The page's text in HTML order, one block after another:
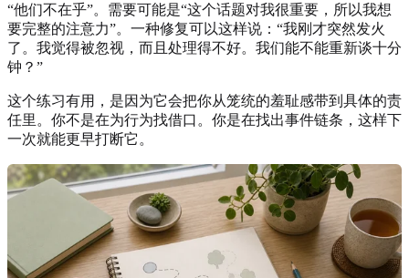
“他们不在乎”。需要可能是“这个话题对我很重要，所以我想
要完整的注意力”。一种修复可以这样说：“我刚才突然发火
了。我觉得被忽视，而且处理得不好。我们能不能重新谈十分
钟？”
这个练习有用，是因为它会把你从笼统的羞耻感带到具体的责
任里。你不是在为行为找借口。你是在找出事件链条，这样下
一次就能更早打断它。